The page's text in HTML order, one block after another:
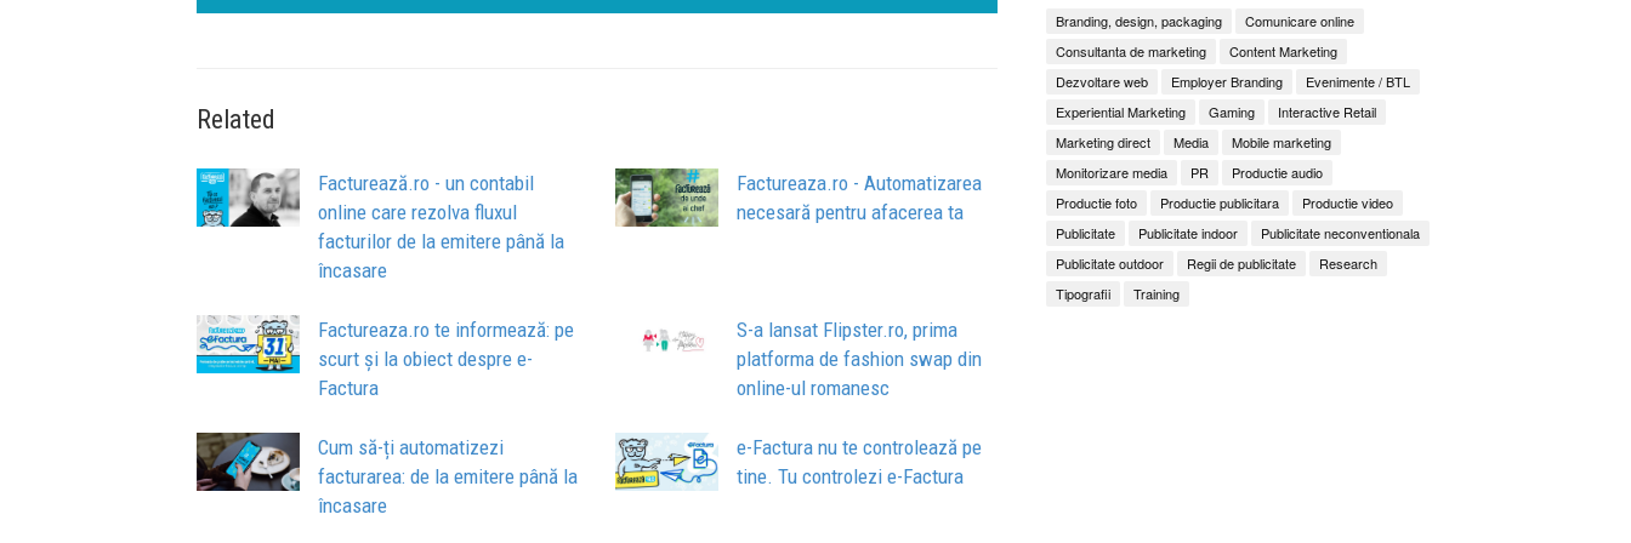
Related
Facturează.ro - un contabil
online care rezolva fluxul
facturilor de la emitere până la
încasare
Factureaza.ro - Automatizarea
necesară pentru afacerea ta
Factureaza.ro te informează: pe
scurt și la obiect despre e-
Factura
S-a lansat Flipster.ro, prima
platforma de fashion swap din
online-ul romanesc
Cum să-ți automatizezi
facturarea: de la emitere până la
încasare
e-Factura nu te controlează pe
tine. Tu controlezi e-Factura
Branding, design, packaging
Comunicare online
Consultanta de marketing
Content Marketing
Dezvoltare web
Employer Branding
Evenimente / BTL
Experiential Marketing
Gaming
Interactive Retail
Marketing direct
Media
Mobile marketing
Monitorizare media
PR
Productie audio
Productie foto
Productie publicitara
Productie video
Publicitate
Publicitate indoor
Publicitate neconventionala
Publicitate outdoor
Regii de publicitate
Research
Tipografii
Training